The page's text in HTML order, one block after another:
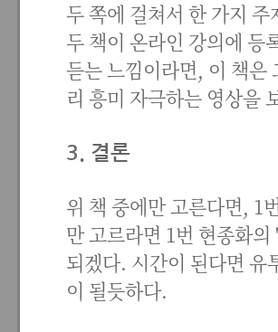
두 쪽에 걸쳐서 한 가지
두 책이 온라인 강의에 등
듣는 느낌이라면, 이 책은
리 흥미 자극하는 영상을
3. 결론
위 책 중에만 고른다면, 1
만 고르라면 1번 현종화
되겠다. 시간이 된다면 유
이 될듯하다.